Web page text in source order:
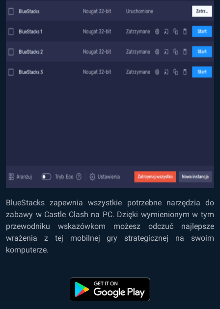
BlueStacks zapewnia wszystkie potrzebne narzędzia do
zabawy w Castle Clash na PC. Dzięki wymienionym w tym
przewodniku wskazówkom możesz odczuć najlepsze
wrażenia z tej mobilnej gry strategicznej na swoim
komputerze.